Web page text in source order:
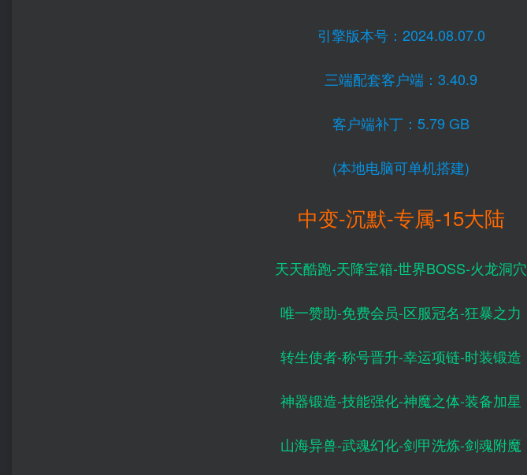
引擎版本号：2024.08.07.0
三端配套客户端：3.40.9
客户端补丁：5.79 GB
(本地电脑可单机搭建)
中变-沉默-专属-15大陆
天天酷跑-天降宝箱-世界BOSS-火龙洞穴
唯一赞助-免费会员-区服冠名-狂暴之力
转生使者-称号晋升-幸运项链-时装锻造
神器锻造-技能强化-神魔之体-装备加星
山海异兽-武魂幻化-剑甲洗炼-剑魂附魔